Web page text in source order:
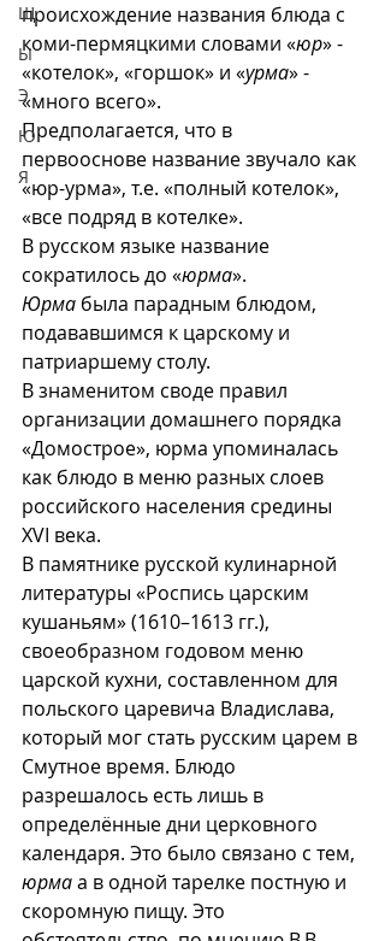
Щ
Ы
Э
Ю
Я
происхождение названия блюда с
коми-пермяцкими словами «юр» -
«котелок», «горшок» и «урма» -
«много всего».
Предполагается, что в
первооснове название звучало как
«юр-урма», т.е. «полный котелок»,
«все подряд в котелке».
В русском языке название
сократилось до «юрма».
Юрма была парадным блюдом,
подававшимся к царскому и
патриаршему столу.
В знаменитом своде правил
организации домашнего порядка
«Домострое», юрма упоминалась
как блюдо в меню разных слоев
российского населения средины
XVI века.
В памятнике русской кулинарной
литературы «Роспись царским
кушаньям» (1610–1613 гг.),
своеобразном годовом меню
царской кухни, составленном для
польского царевича Владислава,
который мог стать русским царем в
Смутное время. Блюдо
разрешалось есть лишь в
определённые дни церковного
календаря. Это было связано с тем,
юрма а в одной тарелке постную и
скоромную пищу. Это